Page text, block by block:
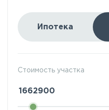
Ипотека
Стоимость участка